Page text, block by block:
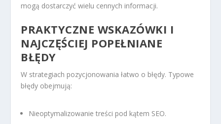
mogą dostarczyć wielu cennych informacji.
PRAKTYCZNE WSKAZÓWKI I
NAJCZĘŚCIEJ POPEŁNIANE
BŁĘDY
W strategiach pozycjonowania łatwo o błędy. Typowe
błędy obejmują:
Nieoptymalizowanie treści pod kątem SEO.